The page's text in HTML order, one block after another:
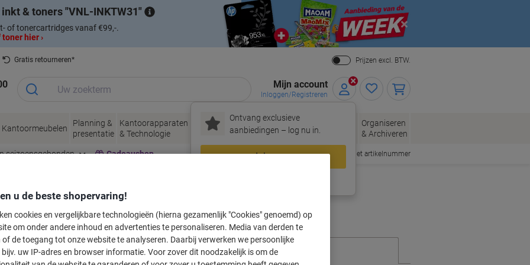
inkt & toners VNL-INKTW31
of tonercartridges vanaf €99,-.
hier ›
Close
Gratis retourneren*
Prijzen excl. BTW.
Mijn account
Inloggen/Registreren
Ontvang exclusieve
aanbiedingen – log nu in.
Inloggen
Kantoormeubelen
Planning &
presentatie
Kantoorapparaten
& Technologie
Inkt &
Toner
Papier, Enveloppen
& Verpakken
Kantoorartikelen
Organiseren
& Archiveren
seizoensgebonden Cadeaushop Snel bestellen met artikelnummer
voor uw printer
Kies merk, reeks en model uit de opties hieronder
u de beste shopervaring!
cookies en vergelijkbare technologieën (hierna gezamenlijk "Cookies" genoemd) op
om onder andere inhoud en advertenties te personaliseren. Media van derden te
of de toegang tot onze website te analyseren. Daarbij verwerken we persoonlijke
bijv. uw IP-adres en browser informatie. Voor zover dit noodzakelijk is om de